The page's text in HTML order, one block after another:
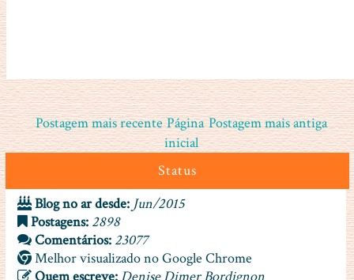
Postagem mais recente Postagem mais antiga
Página
inicial
Status
Blog no ar desde: Jun/2015
Postagens: 2898
Comentários: 23077
Melhor visualizado no Google Chrome